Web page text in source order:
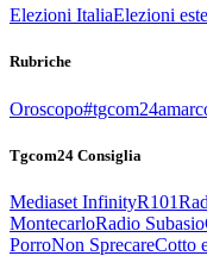
Elezioni ItaliaElezioni
Rubriche
Oroscopo
Tgcom24 Consiglia
Mediaset InfinityR101
MontecarloRadio Subasio
PorroNon SprecareCotto